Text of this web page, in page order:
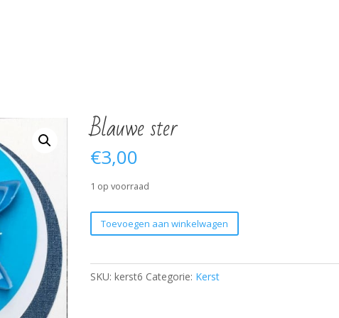
Blauwe ster
€3,00
1 op voorraad
Blauwe
ster
Toevoegen aan winkelwagen
SKU:kerst6 Categorie: Kerst
Verjaardag 65 jaar